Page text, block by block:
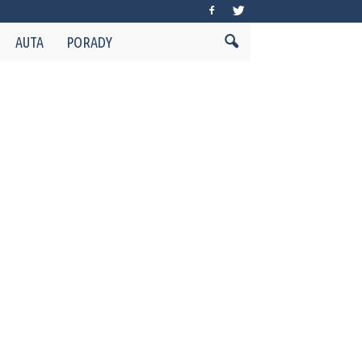
AUTA PORADY